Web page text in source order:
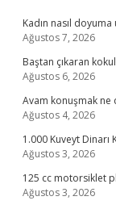
Kadın nasıl doyuma
Ağustos 7, 2026
Baştan çıkaran
Ağustos 6, 2026
Avam konuşmak ne
Ağustos 4, 2026
1.000 Kuveyt Dinarı
Ağustos 3, 2026
125 cc motorsiklet
Ağustos 3, 2026